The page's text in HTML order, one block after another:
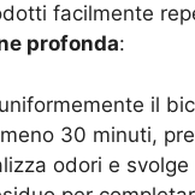
facilmente
profonda:
il
30 minuti,
odori e